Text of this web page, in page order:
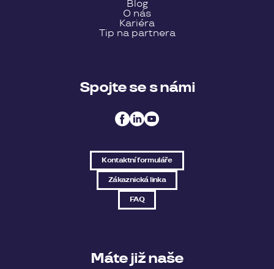
Blog
O nás
Kariéra
Tip na partnera
Spojte se s námi
Kontaktní formuláře
Zákaznická linka
FAQ
Máte již naše